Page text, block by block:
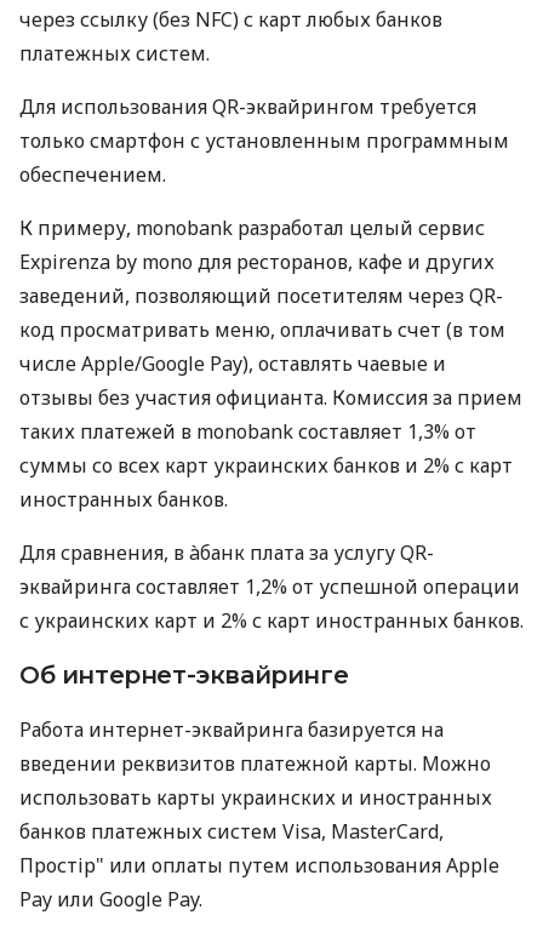
через ссылку (без NFC) с карт любых банков
платежных систем.
Для использования QR-эквайрингом требуется
только смартфон с установленным программным
обеспечением.
К примеру, monobank разработал целый сервис
Expirenza by mono для ресторанов, кафе и других
заведений, позволяющий посетителям через QR-
код просматривать меню, оплачивать счет (в том
числе Apple/Google Pay), оставлять чаевые и
отзывы без участия официанта. Комиссия за прием
таких платежей в monobank составляет 1,3% от
суммы со всех карт украинских банков и 2% с карт
иностранных банков.
Для сравнения, в àбанк плата за услугу QR-
эквайринга составляет 1,2% от успешной операции
с украинских карт и 2% с карт иностранных банков.
Об интернет-эквайринге
Работа интернет-эквайринга базируется на
введении реквизитов платежной карты. Можно
использовать карты украинских и иностранных
банков платежных систем Visa, MasterCard,
Простір" или оплаты путем использования Apple
Pay или Google Pay.